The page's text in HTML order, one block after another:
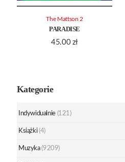
PARADISE
45.00 zł
The Mattson 2
Kategorie
Indywidualnie (121)
Książki (4)
Muzyka (9209)